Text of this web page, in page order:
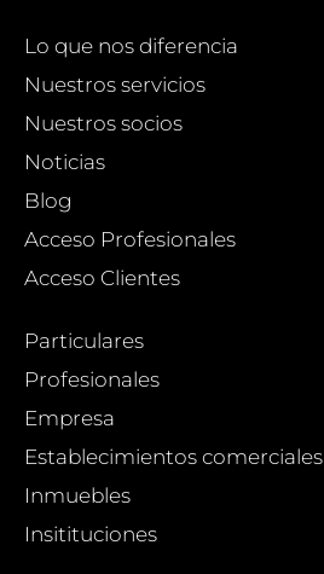
Lo que nos diferencia
Nuestros servicios
Nuestros socios
Noticias
Blog
Acceso Profesionales
Acceso Clientes
Particulares
Profesionales
Empresa
Establecimientos comerciales
Inmuebles
Insitituciones